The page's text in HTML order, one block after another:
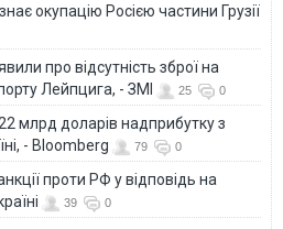
окупацію Росією частини Грузії
про відсутність зброї на
Лейпцига, - ЗМІ
25 0
млрд доларів надприбутку з
- Bloomberg
79 0
проти РФ у відповідь на
39 0